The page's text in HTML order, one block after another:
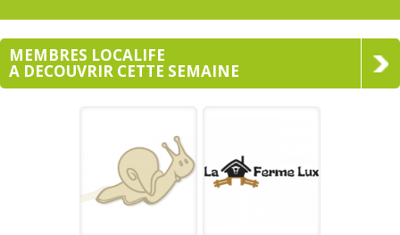
MEMBRES LOCALIFE
A DECOUVRIR CETTE SEMAINE